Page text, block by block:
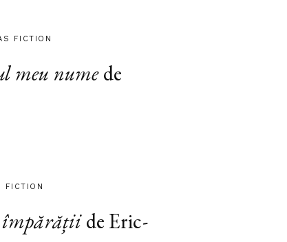
FICTION
meu numede
FICTION
împărățiide Eric-